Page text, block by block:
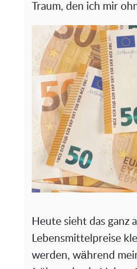
Traum, den ich mir
Heute sieht das ganz
Lebensmittelpreise
werden, während